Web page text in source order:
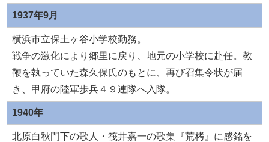
1937年9月
横浜市立保土ヶ谷小学校勤務。
戦争の激化により郷里に戻り、地元の小学校に赴任。教
鞭を執っていた森久保氏のもとに、再び召集令状が届
き、甲府の陸軍歩兵４９連隊へ入隊。
1940年
北原白秋門下の歌人・筏井嘉一の歌集『荒栲』に感銘を